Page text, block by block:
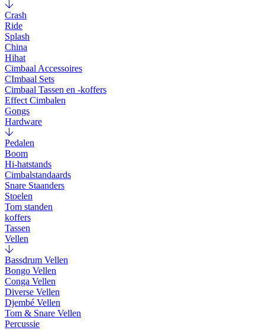
Crash
Ride
Splash
China
Hihat
Cimbaal Accessoires
CImbaal Sets
Cimbaal Tassen en -koffers
Effect Cimbalen
Gongs
Hardware
Pedalen
Boom
Hi-hatstands
Cimbalstandaards
Snare Staanders
Stoelen
Tom standen
koffers
Tassen
Vellen
Bassdrum Vellen
Bongo Vellen
Conga Vellen
Diverse Vellen
Djembé Vellen
Tom & Snare Vellen
Percussie